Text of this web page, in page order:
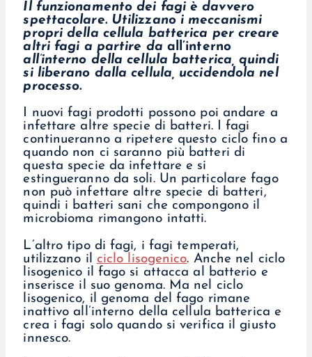
Il funzionamento dei fagi è davvero
spettacolare. Utilizzano i meccanismi
propri della cellula batterica per creare
altri fagi a partire da all’interno
all’interno della cellula batterica, quindi
si liberano dalla cellula, uccidendola nel
processo.
I nuovi fagi prodotti possono poi andare a
infettare altre specie di batteri. I fagi
continueranno a ripetere questo ciclo fino a
quando non ci saranno più batteri di
questa specie da infettare e si
estingueranno da soli. Un particolare fago
non può infettare altre specie di batteri,
quindi i batteri sani che compongono il
microbioma rimangono intatti.
L’altro tipo di fagi, i fagi temperati,
utilizzano il ciclo lisogenico. Anche nel ciclo
lisogenico il fago si attacca al batterio e
inserisce il suo genoma. Ma nel ciclo
lisogenico, il genoma del fago rimane
inattivo all’interno della cellula batterica e
crea i fagi solo quando si verifica il giusto
innesco.